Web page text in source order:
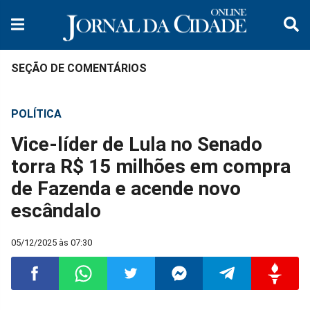
SEÇÃO DE COMENTÁRIOS
POLÍTICA
Vice-líder de Lula no Senado
torra R$ 15 milhões em compra
de Fazenda e acende novo
escândalo
05/12/2025 às 07:30